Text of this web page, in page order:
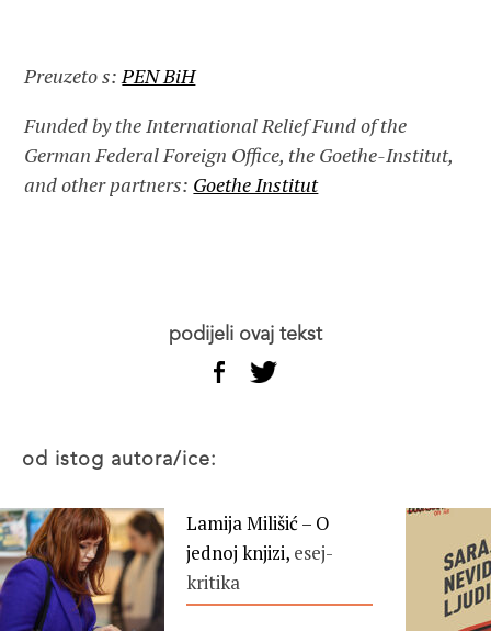
Preuzeto s:PEN BiH
Funded by the International Relief Fund of the
German Federal Foreign Office, the Goethe-Institut,
and other partners: Goethe Institut
podijeli ovaj tekst
od istog autora/ice:
Lamija Milišić – O
jednoj knjizi, esej-
kritika